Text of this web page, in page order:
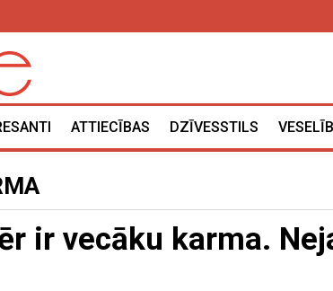
ATTIECĪBAS DZĪVESSTILS
ir vecāku karma.